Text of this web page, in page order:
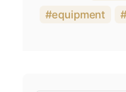
equipment